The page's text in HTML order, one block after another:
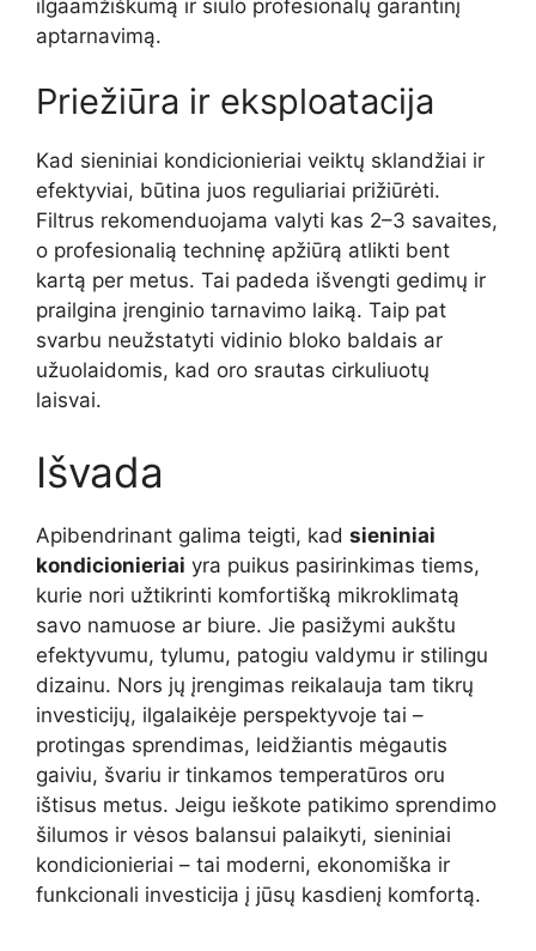
ilgaamžiškumą ir siūlo profesionalų garantinį
aptarnavimą.
Priežiūra ir eksploatacija
Kad sieniniai kondicionieriai veiktų sklandžiai ir
efektyviai, būtina juos reguliariai prižiūrėti.
Filtrus rekomenduojama valyti kas 2–3 savaites,
o profesionalią techninę apžiūrą atlikti bent
kartą per metus. Tai padeda išvengti gedimų ir
prailgina įrenginio tarnavimo laiką. Taip pat
svarbu neužstatyti vidinio bloko baldais ar
užuolaidomis, kad oro srautas cirkuliuotų
laisvai.
Išvada
Apibendrinant galima teigti, kad sieniniai
kondicionieriai yra puikus pasirinkimas tiems,
kurie nori užtikrinti komfortišką mikroklimatą
savo namuose ar biure. Jie pasižymi aukštu
efektyvumu, tylumu, patogiu valdymu ir stilingu
dizainu. Nors jų įrengimas reikalauja tam tikrų
investicijų, ilgalaikėje perspektyvoje tai –
protingas sprendimas, leidžiantis mėgautis
gaiviu, švariu ir tinkamos temperatūros oru
ištisus metus. Jeigu ieškote patikimo sprendimo
šilumos ir vėsos balansui palaikyti, sieniniai
kondicionieriai – tai moderni, ekonomiška ir
funkcionali investicija į jūsų kasdienį komfortą.